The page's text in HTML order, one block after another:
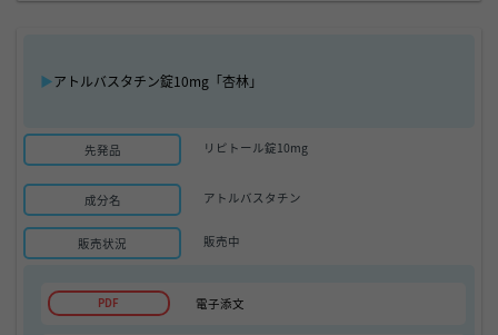
▶アトルバスタチン錠10mg「杏林」
先発品 リピトール錠10mg
成分名 アトルバスタチン
販売状況 販売中
電子添文